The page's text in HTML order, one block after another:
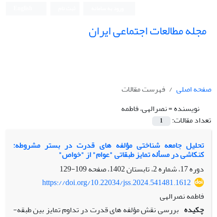
مجله مطالعات اجتماعی ایران
صفحه اصلی
فهرست مقالات
نویسنده =نصرالهی، فاطمه
تعداد مقالات:
1
تحلیل جامعه شناختی مؤلفه های قدرت در بستر مشروطه:
کنکاشی در مسأله تمایز طبقاتی "عوام" از "خواص"
دوره 17، شماره 2، تابستان 1402، صفحه
109-129
https://doi.org/10.22034/jss.2024.541481.1612
فاطمه نصرالهی
چکیده بررسی نقش مؤلفه ­های قدرت در تداوم تمایز بین طبقه­